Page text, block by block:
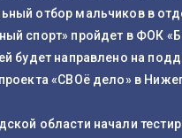
отбор мальчиков в
спорт» пройдет в ФОК
будет направлено на
«СВОё дело» в
области начали